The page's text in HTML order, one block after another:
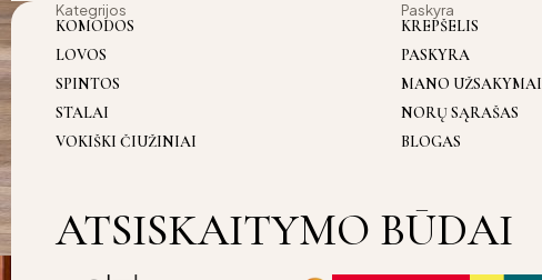
Kategrijos
KOMODOS
LOVOS
SPINTOS
STALAI
VOKIŠKI ČIUŽINIAI
Paskyra
KREPŠELIS
PASKYRA
MANO UŽSAKYMAI
NORŲ SĄRAŠAS
BLOGAS
ATSISKAITYMO BŪDAI